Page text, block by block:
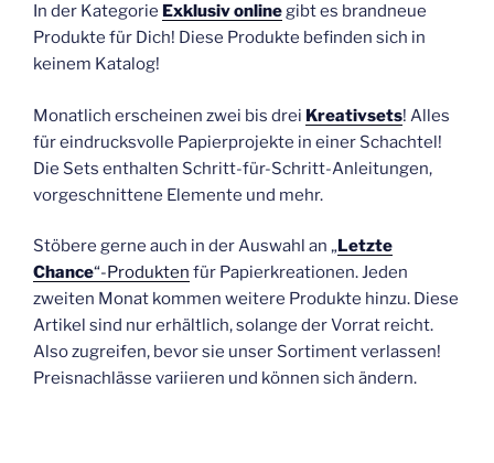
In der Kategorie Exklusiv onlinegibt es brandneue
Produkte für Dich! Diese Produkte befinden sich in
keinem Katalog!
Monatlich erscheinen zwei bis drei Kreativsets! Alles
für eindrucksvolle Papierprojekte in einer Schachtel!
Die Sets enthalten Schritt-für-Schritt-Anleitungen,
vorgeschnittene Elemente und mehr.
Stöbere gerne auch in der Auswahl an „Letzte
Chance“-Produkten für Papierkreationen. Jeden
zweiten Monat kommen weitere Produkte hinzu. Diese
Artikel sind nur erhältlich, solange der Vorrat reicht.
Also zugreifen, bevor sie unser Sortiment verlassen!
Preisnachlässe variieren und können sich ändern.